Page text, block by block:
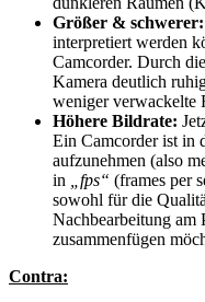
Größer & schwerer:
interpretiert werden
Camcorder. Durch
Kamera deutlich
weniger verwackelte
Höhere Bildrate:
Ein Camcorder ist in
aufzunehmen (also
in
„fps“ (frames per
sowohl für die
Nachbearbeitung am
zusammenfügen
Contra: